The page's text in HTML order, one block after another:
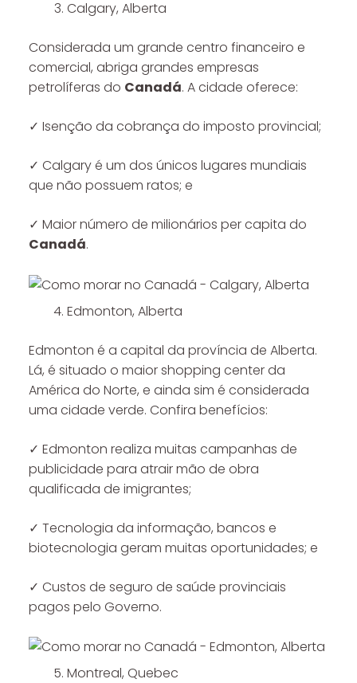
Calgary, Alberta
Considerada um grande centro financeiro e
comercial, abriga grandes empresas
petrolíferas do Canadá. A cidade oferece:
✓ Isenção da cobrança do imposto provincial;
✓ Calgary é um dos únicos lugares mundiais
que não possuem ratos; e
✓ Maior número de milionários per capita do
Canadá.
Edmonton, Alberta
Edmonton é a capital da província de Alberta.
Lá, é situado o maior shopping center da
América do Norte, e ainda sim é considerada
uma cidade verde. Confira benefícios:
✓ Edmonton realiza muitas campanhas de
publicidade para atrair mão de obra
qualificada de imigrantes;
✓ Tecnologia da informação, bancos e
biotecnologia geram muitas oportunidades; e
✓ Custos de seguro de saúde provinciais
pagos pelo Governo.
Montreal, Quebec